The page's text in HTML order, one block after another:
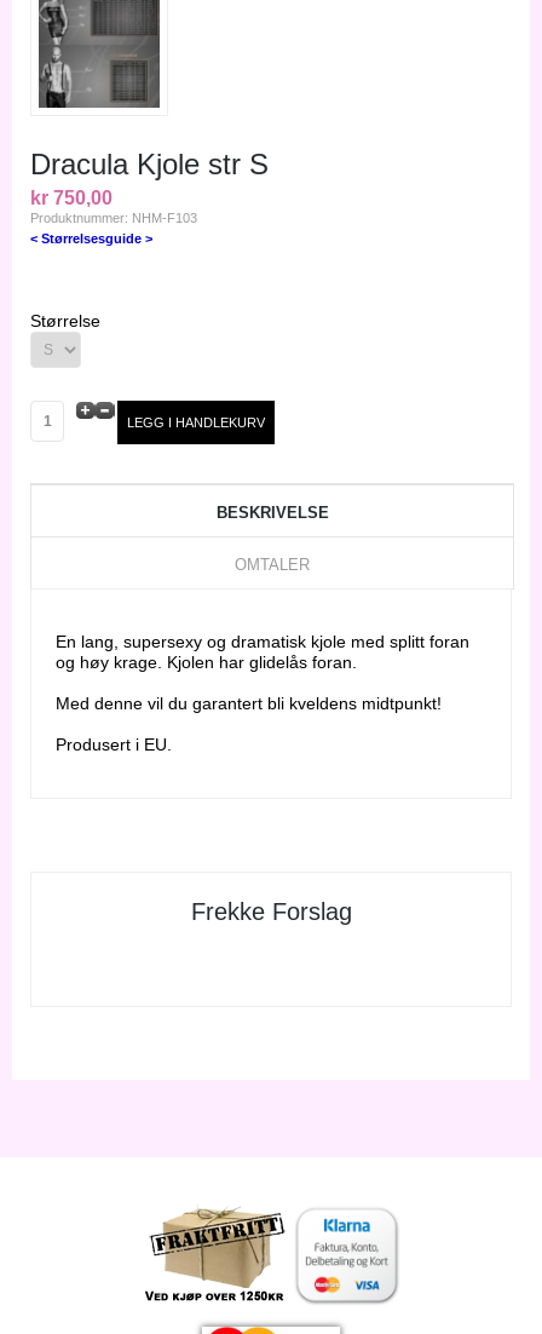
Dracula Kjole str S
kr 750,00
Produktnummer: NHM-F103
< Størrelsesguide >
Størrelse
BESKRIVELSE
OMTALER
En lang, supersexy og dramatisk kjole med splitt foran
og høy krage. Kjolen har glidelås foran.
Med denne vil du garantert bli kveldens midtpunkt!
Produsert i EU.
Frekke Forslag